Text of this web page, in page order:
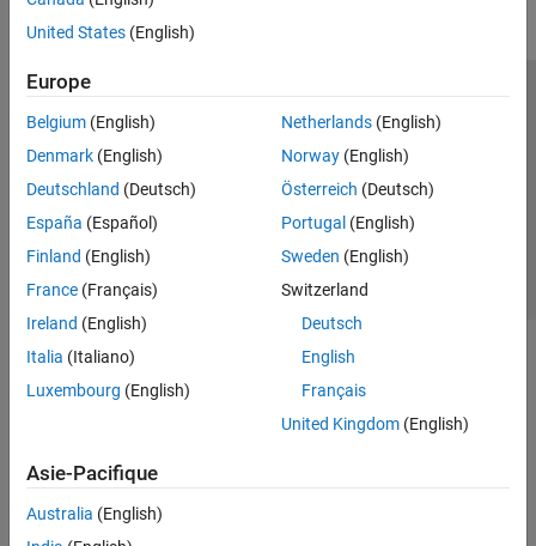
United States (English)
Europe
Belgium (English)
Denmark (English)
Deutschland (Deutsch)
España (Español)
Finland (English)
France (Français)
Ireland (English)
Italia (Italiano)
Luxembourg (English)
Netherlands(English)
Norway(English)
Österreich (Deutsch)
Portugal (English)
Sweden (English)
Switzerland
Deutsch
English
Français
United Kingdom(English)
Asie-Pacifique
Australia (English)
Lutte anti-piratage
Contacts locaux
© 1994-2026 The MathWorks, Inc.